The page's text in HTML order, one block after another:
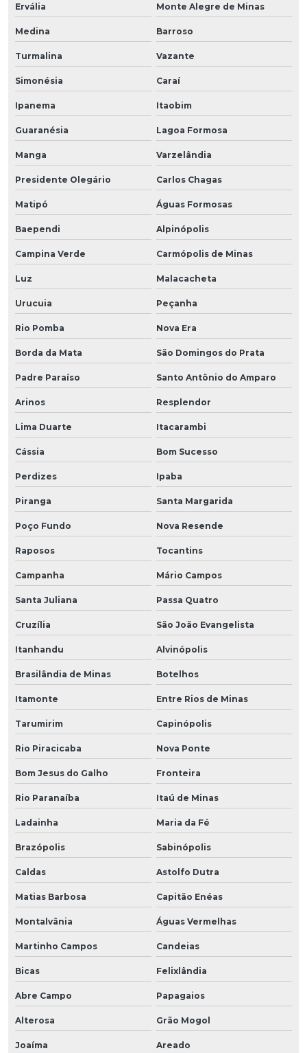
Ervália Monte Alegre de Minas
Medina Barroso
Turmalina Vazante
Simonésia Caraí
Ipanema Itaobim
Guaranésia Lagoa Formosa
Manga Varzelândia
Presidente Olegário Carlos Chagas
Matipó Águas Formosas
Baependi Alpinópolis
Campina Verde Carmópolis de Minas
Luz Malacacheta
Urucuia Peçanha
Rio Pomba Nova Era
Borda da Mata São Domingos do Prata
Padre Paraíso Santo Antônio do Amparo
Arinos Resplendor
Lima Duarte Itacarambi
Cássia Bom Sucesso
Perdizes Ipaba
Piranga Santa Margarida
Poço Fundo Nova Resende
Raposos Tocantins
Campanha Mário Campos
Santa Juliana Passa Quatro
Cruzília São João Evangelista
Itanhandu Alvinópolis
Brasilândia de Minas Botelhos
Itamonte Entre Rios de Minas
Tarumirim Capinópolis
Rio Piracicaba Nova Ponte
Bom Jesus do Galho Fronteira
Rio Paranaíba Itaú de Minas
Ladainha Maria da Fé
Brazópolis Sabinópolis
Caldas Astolfo Dutra
Matias Barbosa Capitão Enéas
Montalvânia Águas Vermelhas
Martinho Campos Candeias
Bicas Felixlândia
Abre Campo Papagaios
Alterosa Grão Mogol
Joaíma Areado